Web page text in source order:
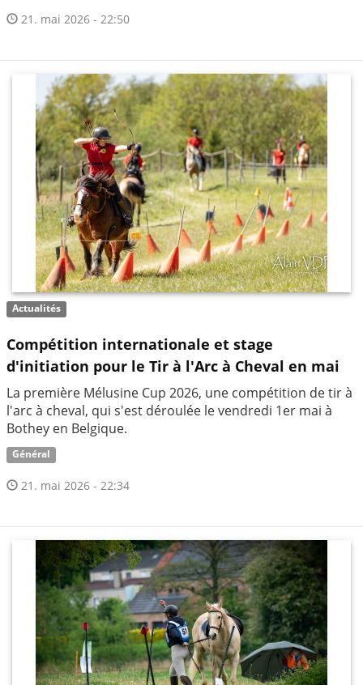
21. mai 2026 - 22:50
Actualités
Compétition internationale et stage
d'initiation pour le Tir à l'Arc à Cheval en mai
La première Mélusine Cup 2026, une compétition de tir à
l'arc à cheval, qui s'est déroulée le vendredi 1er mai à
Bothey en Belgique.
Général
21. mai 2026 - 22:34